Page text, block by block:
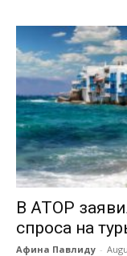
В АТОР
спроса на
Афина Павлиду -